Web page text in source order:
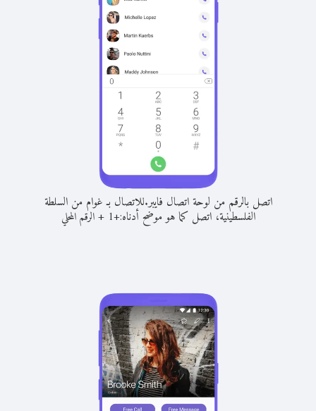
اتصل بالرقم من لوحة اتصال فايبر.للاتصال بـ غوام من السلطة
الفلسطينية، اتصل كما هو موضح أدناه:+
1
+الرقم المحلي